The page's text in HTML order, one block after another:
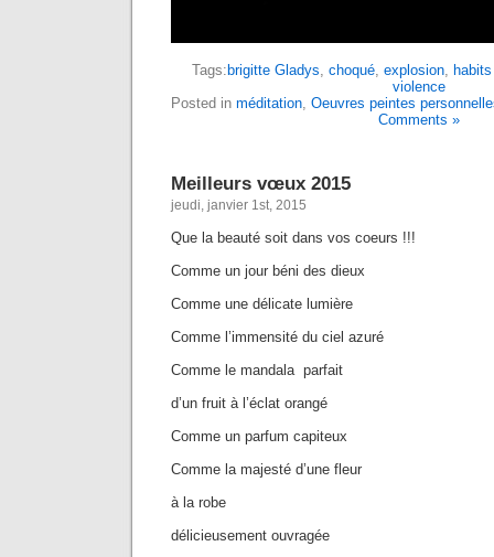
Tags: brigitte Gladys choqué explosion
violence
Posted in méditation Oeuvres peintes
Comments »
Meilleurs vœux 2015
jeudi, janvier 1st, 2015
Que la beauté soit dans vos coeurs !!!
Comme un jour béni des dieux
Comme une délicate lumière
Comme l’immensité du ciel azuré
Comme le mandala parfait
d’un fruit à l’éclat orangé
Comme un parfum capiteux
Comme la majesté d’une fleur
à la robe
délicieusement ouvragée